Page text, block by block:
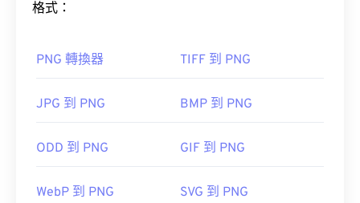
於開啟和編輯 PNG 檔案。 PNG 檔案比其他檔案類型
格式：
PNG 轉換器 TIFF 到 PNG
JPG 到 PNG BMP 到 PNG
ODD 到 PNG GIF 到 PNG
WebP 到 PNG SVG 到 PNG